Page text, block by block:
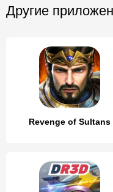
Другие
Revenge of Sultans